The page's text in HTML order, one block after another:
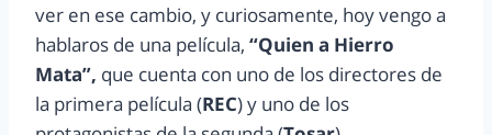
ver en ese cambio, y curiosamente, hoy vengo a
hablaros de una película, “Quien a Hierro
Mata”, que cuenta con uno de los directores de
la primera película (REC) y uno de los